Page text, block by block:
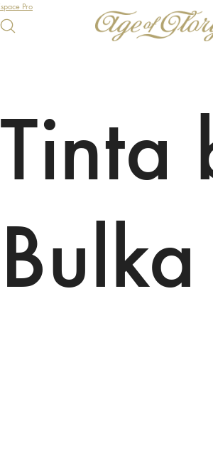
Pro
Tinta
Bulka